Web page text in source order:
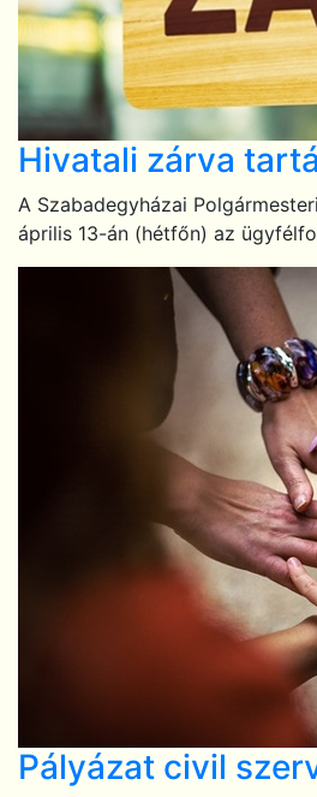
Hivatali zárva
A Szabadegyházai
április 13-án (hétfőn) az
Pályázat civil